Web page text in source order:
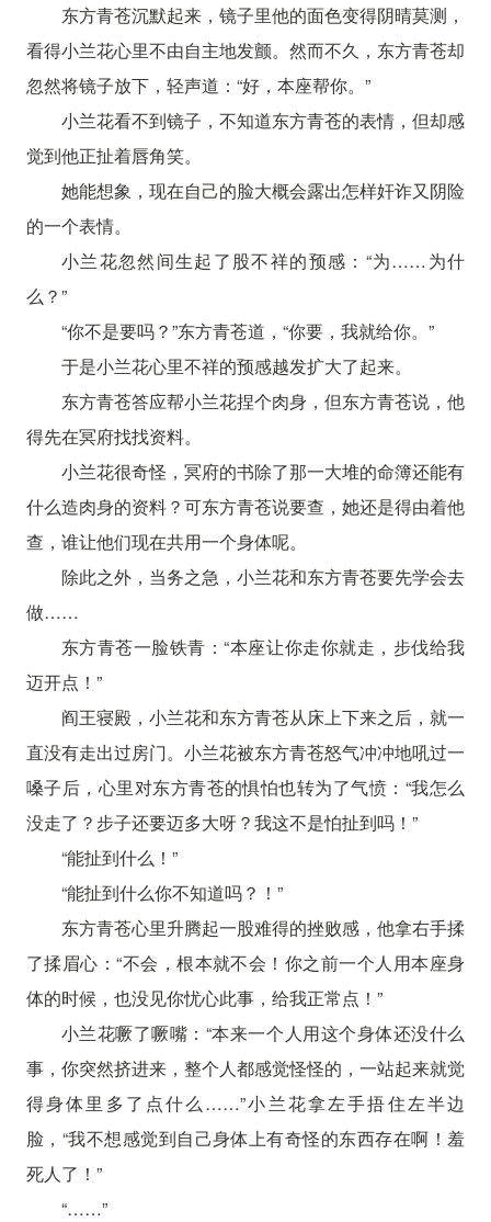
东方青苍沉默起来，镜子里他的面色变得阴晴莫测，
看得小兰花心里不由自主地发颤。然而不久，东方青苍却
忽然将镜子放下，轻声道：“好，本座帮你。”
小兰花看不到镜子，不知道东方青苍的表情，但却感
觉到他正扯着唇角笑。
她能想象，现在自己的脸大概会露出怎样奸诈又阴险
的一个表情。
小兰花忽然间生起了股不祥的预感：“为……为什
么？”
“你不是要吗？”东方青苍道，“你要，我就给你。”
于是小兰花心里不祥的预感越发扩大了起来。
东方青苍答应帮小兰花捏个肉身，但东方青苍说，他
得先在冥府找找资料。
小兰花很奇怪，冥府的书除了那一大堆的命簿还能有
什么造肉身的资料？可东方青苍说要查，她还是得由着他
查，谁让他们现在共用一个身体呢。
除此之外，当务之急，小兰花和东方青苍要先学会去
做……
东方青苍一脸铁青：“本座让你走你就走，步伐给我
迈开点！”
阎王寝殿，小兰花和东方青苍从床上下来之后，就一
直没有走出过房门。小兰花被东方青苍怒气冲冲地吼过一
嗓子后，心里对东方青苍的惧怕也转为了气愤：“我怎么
没走了？步子还要迈多大呀？我这不是怕扯到吗！”
“能扯到什么！”
“能扯到什么你不知道吗？！”
东方青苍心里升腾起一股难得的挫败感，他拿右手揉
了揉眉心：“不会，根本就不会！你之前一个人用本座身
体的时候，也没见你忧心此事，给我正常点！”
小兰花噘了噘嘴：“本来一个人用这个身体还没什么
事，你突然挤进来，整个人都感觉怪怪的，一站起来就觉
得身体里多了点什么……”小兰花拿左手捂住左半边
脸，“我不想感觉到自己身体上有奇怪的东西存在啊！羞
死人了！”
“……”